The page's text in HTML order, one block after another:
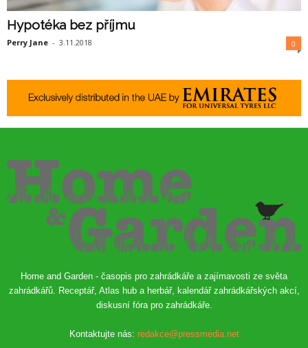
Hypotéka bez příjmu
Perry Jane - 3.11.2018 0
Home and Garden - časopis pro zahrádkáře a zajímavosti ze světa
zahrádkářů. Receptář, Atlas hub a herbář, kalendář zahrádkářských akcí,
diskusní fóra pro zahrádkáře.
Kontaktujte nás: redakce@pressmedia.net